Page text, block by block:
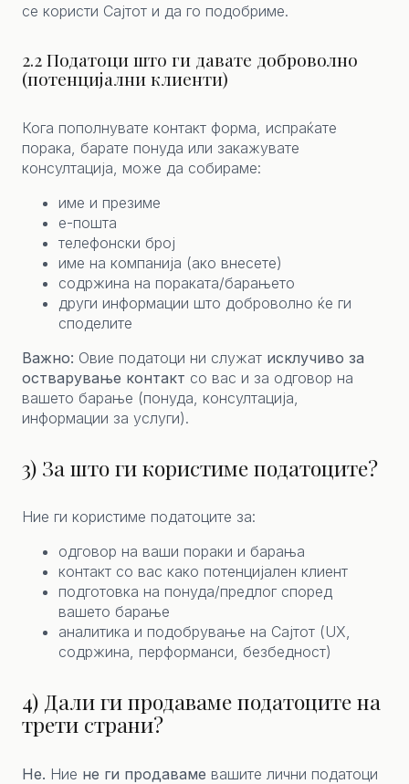
се користи Сајтот и да го подобриме.
2.2 Податоци што ги давате доброволно
(потенцијални клиенти)
Кога пополнувате контакт форма, испраќате
порака, барате понуда или закажувате
консултација, може да собираме:
име и презиме
е-пошта
телефонски број
име на компанија (ако внесете)
содржина на пораката/барањето
други информации што доброволно ќе ги
споделите
Важно: Овие податоци ни служат исклучиво за
остварување контакт со вас и за одговор на
вашето барање (понуда, консултација,
информации за услуги).
3) За што ги користиме податоците?
Ние ги користиме податоците за:
одговор на ваши пораки и барања
контакт со вас како потенцијален клиент
подготовка на понуда/предлог според
вашето барање
аналитика и подобрување на Сајтот (UX,
содржина, перформанси, безбедност)
4) Дали ги продаваме податоците на
трети страни?
Не. Ние не ги продаваме вашите лични податоци